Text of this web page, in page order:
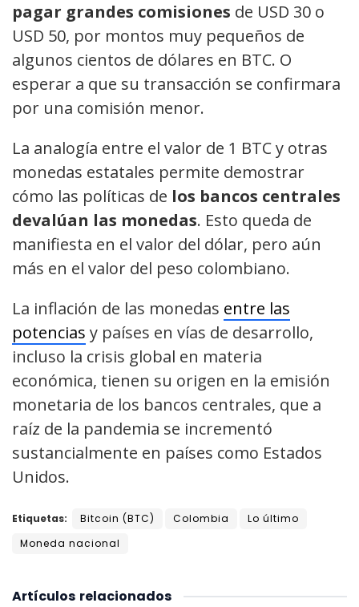
pagar grandes comisiones de USD 30 o
USD 50, por montos muy pequeños de
algunos cientos de dólares en BTC. O
esperar a que su transacción se confirmara
por una comisión menor.
La analogía entre el valor de 1 BTC y otras
monedas estatales permite demostrar
cómo las políticas de los bancos centrales
devalúan las monedas. Esto queda de
manifiesta en el valor del dólar, pero aún
más en el valor del peso colombiano.
La inflación de las monedas entre las
potencias y países en vías de desarrollo,
incluso la crisis global en materia
económica, tienen su origen en la emisión
monetaria de los bancos centrales, que a
raíz de la pandemia se incrementó
sustancialmente en países como Estados
Unidos.
Etiquetas: Bitcoin (BTC) Colombia
Lo último
Moneda nacional
relacionados
Artículos